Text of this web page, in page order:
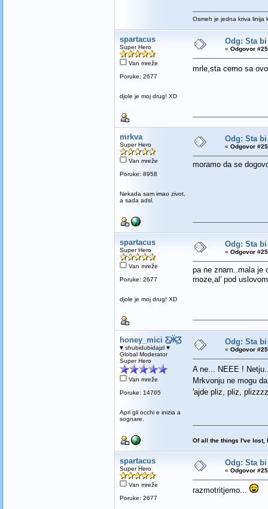
Osmeh je jedna kriva linija
spartacus
Super Hero
Van mreže
Poruke: 2677
djole je moj drug! XD
Odg: Sta
« Odgovor
mrle,sta cemo sa
mrkva
Super Hero
Van mreže
Poruke: 8958
Nekada sam imao zivot,
a sada adsl.
Odg: Sta
« Odgovor
moramo da se
spartacus
Super Hero
Van mreže
Poruke: 2677
djole je moj drug! XD
Odg: Sta
« Odgovor
pa ne znam..mala je
moze,al' pod
honey_mici Ƹ̵̡Ӝ̵̨̄Ʒ
♥ shubidubidajzl ♥
Global Moderator
Super Hero
Van mreže
Poruke: 14765
Apri gli occhi e inizia a
sognare.
Odg: Sta
« Odgovor
A ne... NEEE !
Mrkvonju ne mogu
'ajde pliz, pliz,
Of all the things I've lost,
spartacus
Super Hero
Van mreže
Poruke: 2677
Odg: Sta
« Odgovor
razmotritjemo...